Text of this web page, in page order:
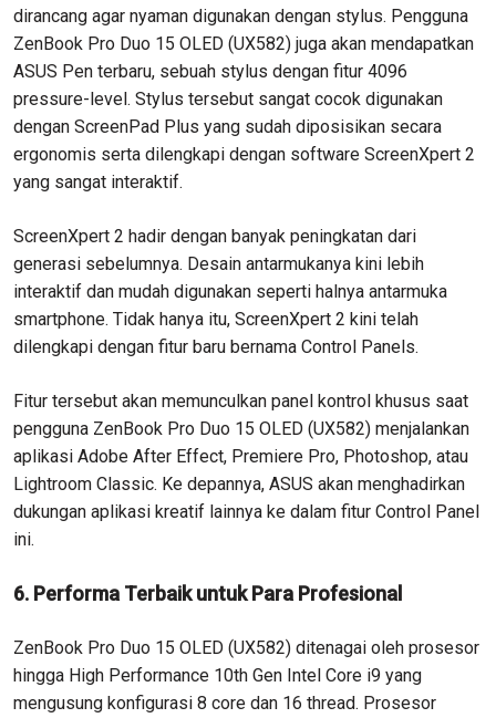
dirancang agar nyaman digunakan dengan stylus. Pengguna
ZenBook Pro Duo 15 OLED (UX582) juga akan mendapatkan
ASUS Pen terbaru, sebuah stylus dengan fitur 4096
pressure-level. Stylus tersebut sangat cocok digunakan
dengan ScreenPad Plus yang sudah diposisikan secara
ergonomis serta dilengkapi dengan software ScreenXpert 2
yang sangat interaktif.
ScreenXpert 2 hadir dengan banyak peningkatan dari
generasi sebelumnya. Desain antarmukanya kini lebih
interaktif dan mudah digunakan seperti halnya antarmuka
smartphone. Tidak hanya itu, ScreenXpert 2 kini telah
dilengkapi dengan fitur baru bernama Control Panels.
Fitur tersebut akan memunculkan panel kontrol khusus saat
pengguna ZenBook Pro Duo 15 OLED (UX582) menjalankan
aplikasi Adobe After Effect, Premiere Pro, Photoshop, atau
Lightroom Classic. Ke depannya, ASUS akan menghadirkan
dukungan aplikasi kreatif lainnya ke dalam fitur Control Panel
ini.
6. Performa Terbaik untuk Para Profesional
ZenBook Pro Duo 15 OLED (UX582) ditenagai oleh prosesor
hingga High Performance 10th Gen Intel Core i9 yang
mengusung konfigurasi 8 core dan 16 thread. Prosesor